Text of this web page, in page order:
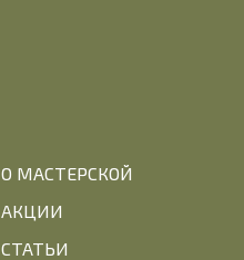
О МАСТЕРСКОЙ
АКЦИИ
СТАТЬИ